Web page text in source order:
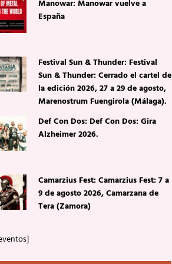
Manowar: Manowar vuelve a
España
Festival Sun & Thunder: Festival
Sun & Thunder: Cerrado el cartel de
la edición 2026, 27 a 29 de agosto,
Marenostrum Fuengirola (Málaga).
Def Con Dos: Def Con Dos: Gira
Alzheimer 2026.
Camarzius Fest: Camarzius Fest: 7 a
9 de agosto 2026, Camarzana de
Tera (Zamora)